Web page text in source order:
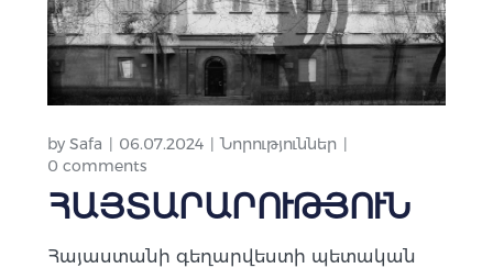
by Safa 06.07.2024
Նորություններ
0 comments
ՀԱՅՏԱՐԱՐՈՒԹՅՈՒՆ
Հայաստանի գեղարվեստի պետական